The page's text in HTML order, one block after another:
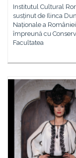
Institutul Cultural
susținut de Ilinca
Naționale a
împreună cu
Facultatea